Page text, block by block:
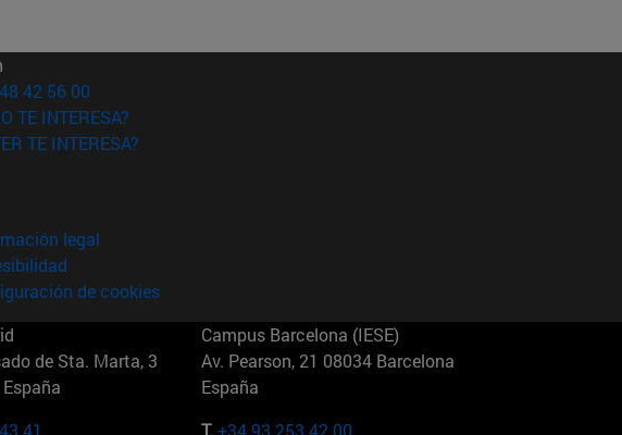
42 56 00
TE INTERESA?
TE INTERESA?
legal
de cookies
de Sta. Marta, 3
41
Campus Barcelona (IESE)
Av. Pearson, 21 08034 Barcelona
España
T. +34 93 253 42 00